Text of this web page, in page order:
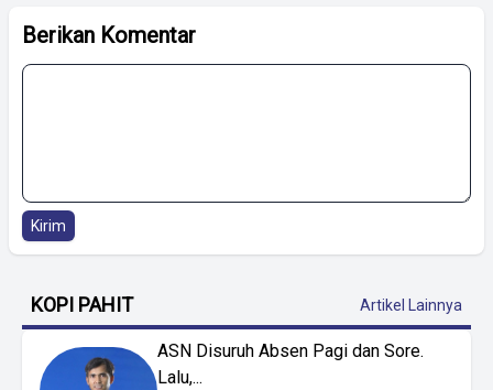
Berikan Komentar
Kirim
KOPI PAHIT Artikel Lainnya
ASN Disuruh Absen Pagi dan Sore.
Lalu,...